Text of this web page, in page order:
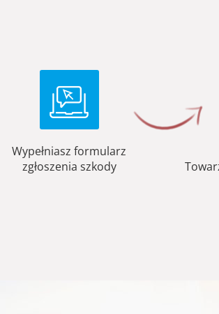
Wypełniasz formularz
zgłoszenia szkody